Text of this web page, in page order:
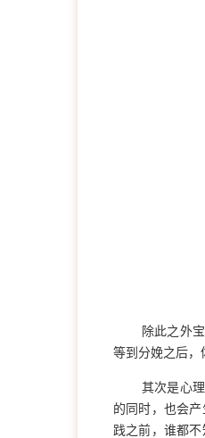
除此之外
等到分娩之后，
其次是心
的同时，也会
践之前，谁都